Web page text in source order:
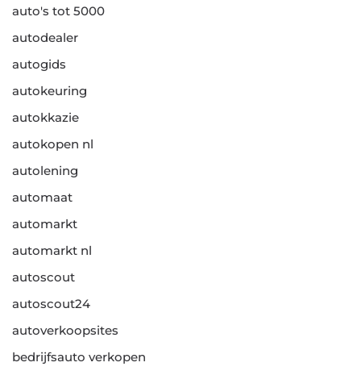
auto's tot 5000
autodealer
autogids
autokeuring
autokkazie
autokopen nl
autolening
automaat
automarkt
automarkt nl
autoscout
autoscout24
autoverkoopsites
bedrijfsauto verkopen